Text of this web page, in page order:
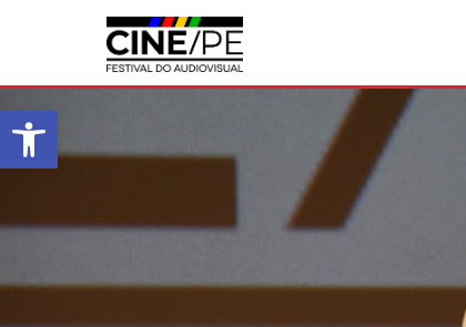
Abrir a barra de ferramentas